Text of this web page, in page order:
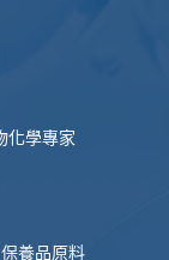
化學專家
保養品原料